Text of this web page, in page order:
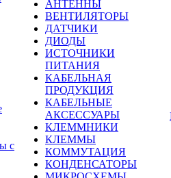
с
АНТЕННЫ
ВЕНТИЛЯТОРЫ
ДАТЧИКИ
ДИОДЫ
ИСТОЧНИКИ
ПИТАНИЯ
КАБЕЛЬНАЯ
ПРОДУКЦИЯ
КАБЕЛЬНЫЕ
АКСЕССУАРЫ
КЛЕММНИКИ
КЛЕММЫ
КОММУТАЦИЯ
КОНДЕНСАТОРЫ